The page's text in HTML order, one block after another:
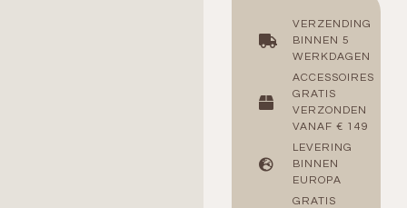
VERZENDING
BINNEN 5
WERKDAGEN
ACCESSOIRES
GRATIS
VERZONDEN
VANAF € 149
LEVERING
BINNEN
EUROPA
GRATIS